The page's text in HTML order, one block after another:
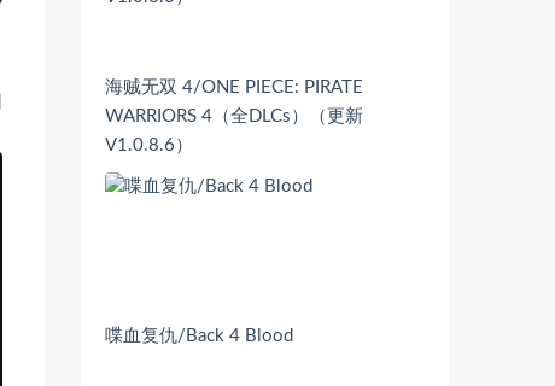
海贼无双 4/ONE PIECE: PIRATE
WARRIORS 4（全DLCs）（更新
V1.0.8.6）
喋血复仇/Back 4 Blood